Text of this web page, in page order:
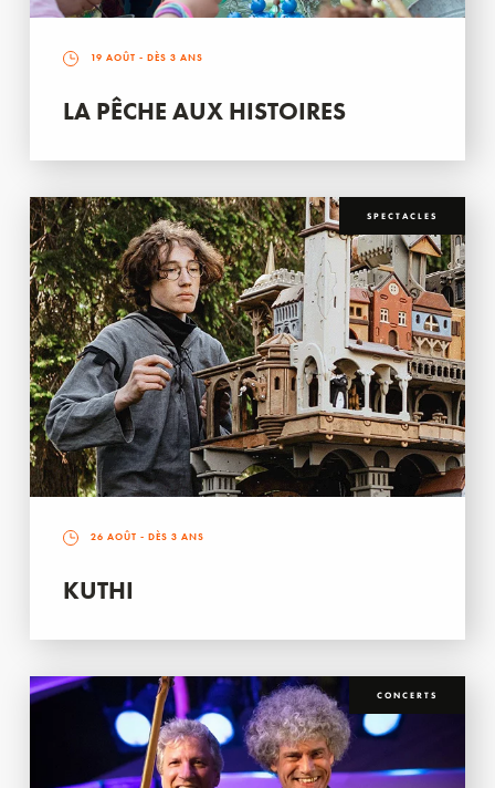
19 AOÛT - DÈS 3 ANS
LA PÊCHE AUX HISTOIRES
SPECTACLES
26 AOÛT - DÈS 3 ANS
KUTHI
CONCERTS